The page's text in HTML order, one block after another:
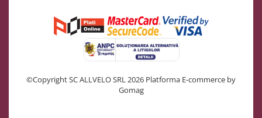
©Copyright SC ALLVELO SRL 2026 Platforma E-commerce by
Gomag